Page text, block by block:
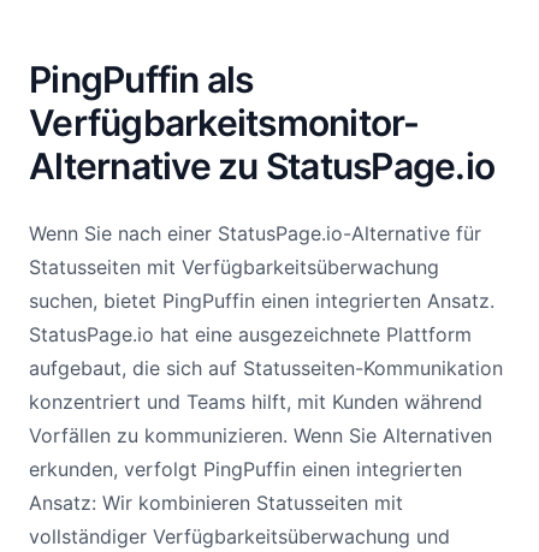
PingPuffin als
Verfügbarkeitsmonitor-
Alternative zu StatusPage.io
Wenn Sie nach einer StatusPage.io-Alternative für
Statusseiten mit Verfügbarkeitsüberwachung
suchen, bietet PingPuffin einen integrierten Ansatz.
StatusPage.io hat eine ausgezeichnete Plattform
aufgebaut, die sich auf Statusseiten-Kommunikation
konzentriert und Teams hilft, mit Kunden während
Vorfällen zu kommunizieren. Wenn Sie Alternativen
erkunden, verfolgt PingPuffin einen integrierten
Ansatz: Wir kombinieren Statusseiten mit
vollständiger Verfügbarkeitsüberwachung und